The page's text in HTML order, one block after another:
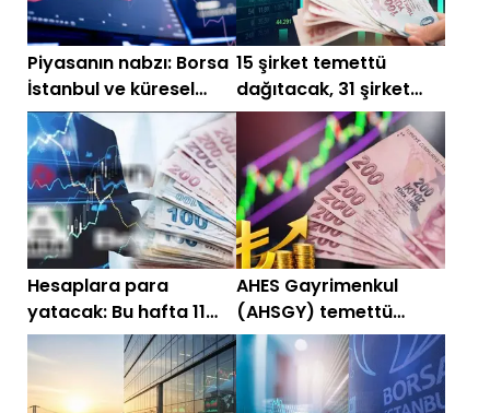
Piyasanın nabzı: Borsa
İstanbul ve küresel
piyasalarda gün
başlarken (23 Haziran)
15 şirket temettü
dağıtacak, 31 şirket
dağıtmayacak! İşte
Hesaplara para
yatacak: Bu hafta 11
şirket temettü
dağıtacak!
AHES Gayrimenkul
(AHSGY) temettü
kararını açıkladı